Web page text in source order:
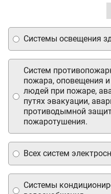
Систем
пожара, оповещения
людей при пожаре,
путях эвакуации,
противодымной
пожаротушения.
Системы
Всех систем
Системы освещения